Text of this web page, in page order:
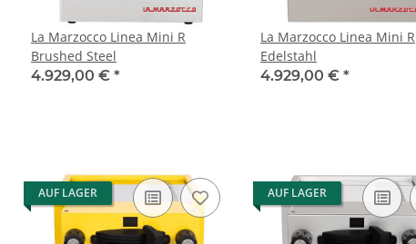
La Marzocco Linea Mini R
Brushed Steel
4.929,00 € *
La Marzocco Linea Mini R
Edelstahl
4.929,00 € *
AUF LAGER AUF LAGER